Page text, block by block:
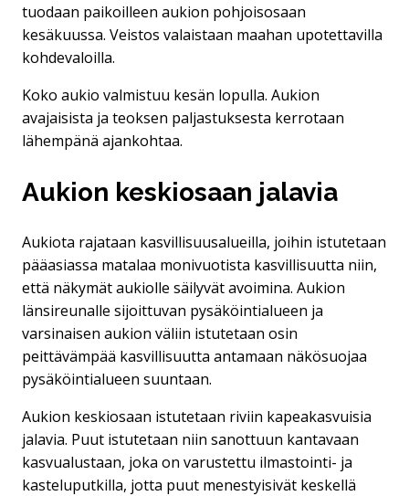
tuodaan paikoilleen aukion pohjoisosaan
kesäkuussa. Veistos valaistaan maahan upotettavilla
kohdevaloilla.
Koko aukio valmistuu kesän lopulla. Aukion
avajaisista ja teoksen paljastuksesta kerrotaan
lähempänä ajankohtaa.
Aukion keskiosaan jalavia
Aukiota rajataan kasvillisuusalueilla, joihin istutetaan
pääasiassa matalaa monivuotista kasvillisuutta niin,
että näkymät aukiolle säilyvät avoimina. Aukion
länsireunalle sijoittuvan pysäköintialueen ja
varsinaisen aukion väliin istutetaan osin
peittävämpää kasvillisuutta antamaan näkösuojaa
pysäköintialueen suuntaan.
Aukion keskiosaan istutetaan riviin kapeakasvuisia
jalavia. Puut istutetaan niin sanottuun kantavaan
kasvualustaan, joka on varustettu ilmastointi- ja
kasteluputkilla, jotta puut menestyisivät keskellä